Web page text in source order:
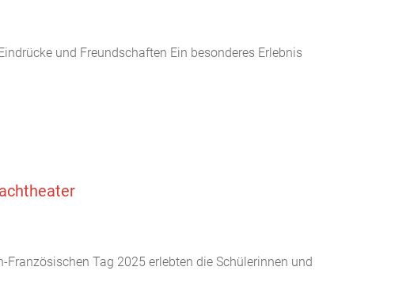
und Freundschaften Ein besonderes Erlebnis
Tag 2025 erlebten die Schülerinnen und